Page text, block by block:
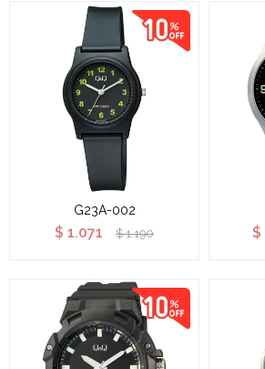
G23A-002
$ 1.071 $ 1.190 $